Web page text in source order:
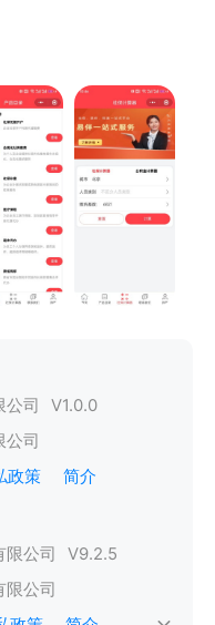
司 V1.0.0
司
政策 简介
公司 V9.2.5
公司